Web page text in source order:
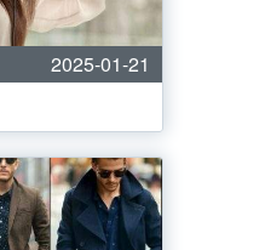
2025-01-21